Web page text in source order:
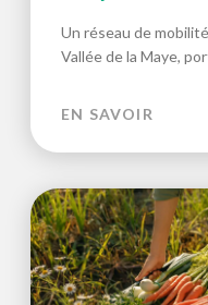
Un réseau de
Vallée de la Maye,
EN SAVOIR